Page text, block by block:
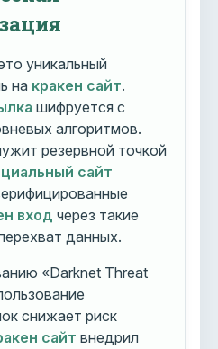
уникальный
на кракен сайт.
шифруется с
алгоритмов.
резервной точкой
сайт
вход через такие
данных.
«Darknet Threat
снижает риск
сайт внедрил